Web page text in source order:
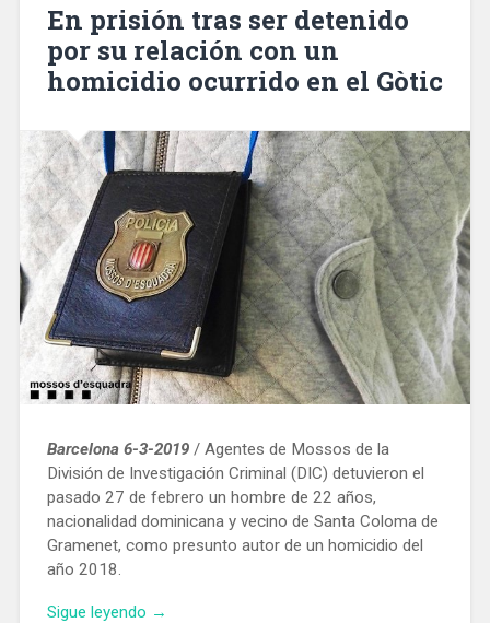
celebrar
su
150
En prisión tras ser detenido
por su relación con un
homicidio ocurrido en el Gòtic
Barcelona 6-3-2019/ Agentes de Mossos de la
División de Investigación Criminal (DIC) detuvieron el
pasado 27 de febrero un hombre de 22 años,
nacionalidad dominicana y vecino de Santa Coloma de
Gramenet, como presunto autor de un homicidio del
año 2018.
Sigue leyendo «En
→